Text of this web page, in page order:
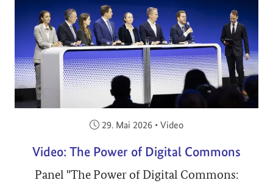
Veröffentlicht am:
29. Mai 2026 • Video
Video: The Power of Digital Commons
Panel "The Power of Digital Commons: